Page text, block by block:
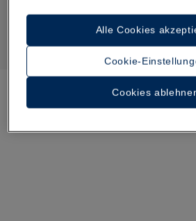
Cookie-
Cookies
Alle Cookies